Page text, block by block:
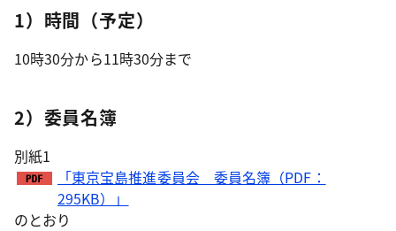
1）時間（予定）
10時30分から11時30分まで
2）委員名簿
別紙1
「東京宝島推進委員会 委員名簿（PDF：
295KB）」
のとおり